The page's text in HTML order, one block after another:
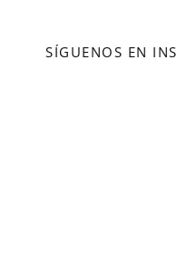
SÍGUENOS EN